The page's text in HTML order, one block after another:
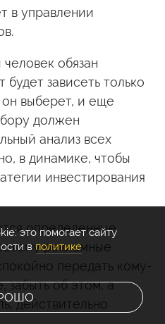
в управлении
обязан
будет зависеть только
выберет, и еще
должен
анализ всех
в динамике, чтобы
инвестирования
определенные
рекламные
передать кому-
забыть об этом, а
действительно
это помогает сайту
вполитике